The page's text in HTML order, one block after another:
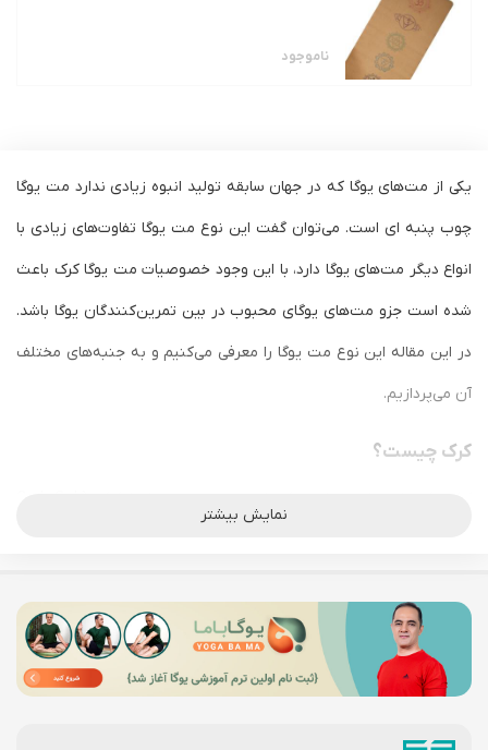
ناموجود
یکی از مت‌های یوگا که در جهان سابقه تولید انبوه زیادی ندارد مت یوگا
چوب پنبه ای است. می‌توان گفت این نوع مت یوگا تفاوت‌های زیادی با
انواع دیگر مت‌های یوگا دارد، با این وجود خصوصیات مت یوگا کرک باعث
شده است جزو مت‌های یوگای محبوب در بین تمرین‌کنندگان یوگا باشد.
در این مقاله این نوع مت یوگا را معرفی می‌کنیم و به جنبه‌های مختلف
آن می‌پردازیم.
کرک چیست؟
است، شامل کشورهایی مانند پرتقال، اسپانیا، فرانسه و ایتالیا. این نوع
درخت از درختان همیشه سبز است که همواره می‌توان برگ‌های سیاه -
نمایش بیشتر